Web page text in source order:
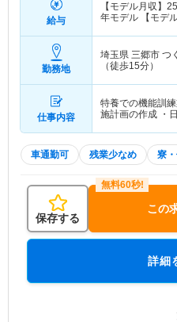
給与
【モデル月収】
年モデル 【モデル
勤務地
埼玉県 三郷市 つ
（徒歩15分）
仕事内容
特養での機能訓
施計画の作成 ・
車通勤可 残業少なめ 寮
保存する
この
詳細